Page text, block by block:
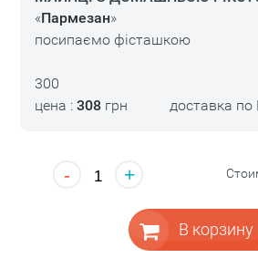
«Пармезан»
посипаємо фісташкою
300
цена : 308грн доставка
- +
В корзину